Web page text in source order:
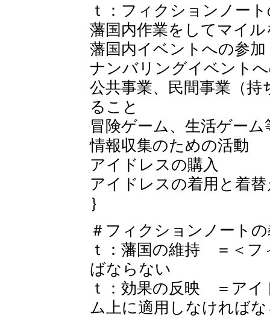
ｔ：フィクションノー
藩国内作業をしてマイ
藩国内イベントへの参加
ナンバリングイベント
公共事業、民間事業（
ること
冒険ゲーム、生活ゲー
情報収集のための活動
アイドレスの購入
アイドレスの着用と着
｝
＃フィクションノート
ｔ：藩国の維持 ＝＜フ
ばならない
ｔ：効果の反映 ＝アイ
ム上に適用しなければ